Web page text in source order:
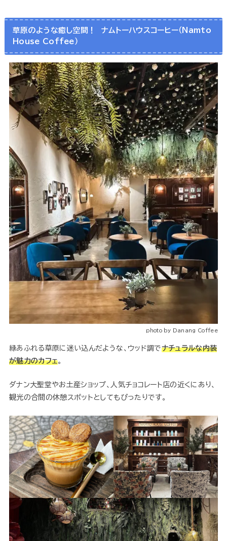
草原のような癒し空間！ ナムトーハウスコーヒー（Namto
House Coffee）
photo by Danang Coffee
緑あふれる草原に迷い込んだような、ウッド調でナチュラルな内装
が魅力のカフェ。
ダナン大聖堂やお土産ショップ、人気チョコレート店の近くにあり、
観光の合間の休憩スポットとしてもぴったりです。